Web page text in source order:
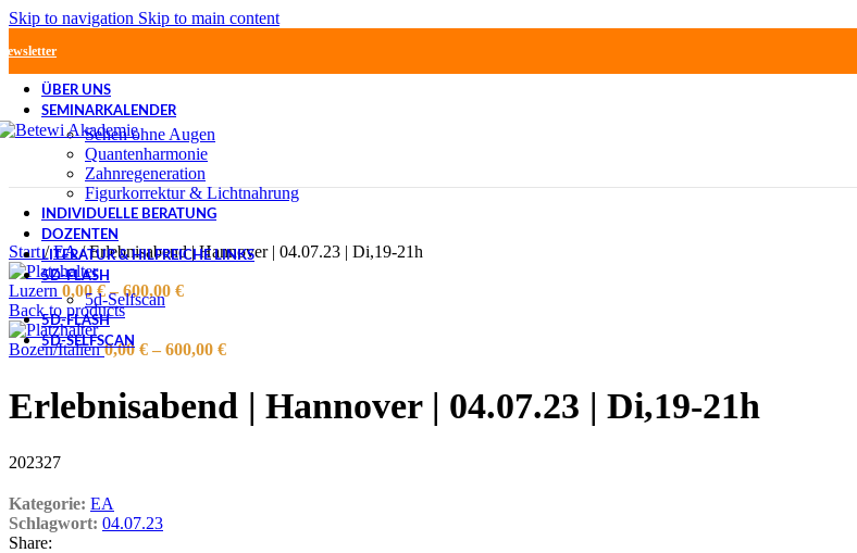
Skip to navigation Skip to main content
ÜBER UNS
SEMINARKALENDER
Sehen ohne Augen
Quantenharmonie
Zahnregeneration
Figurkorrektur & Lichtnahrung
INDIVIDUELLE BERATUNG
DOZENTEN
LITERATUR & HILFREICHE LINKS
5D-FLASH
5d-Selfscan
5D-FLASH
5D-SELFSCAN
Start/ EA/ Erlebnisabend | Hannover | 04.07.23 | Di,19-21h
Luzern 0,00 €– 600,00 €
Back to products
Bozen/Italien0,00 € – 600,00 €
Erlebnisabend | Hannover | 04.07.23 | Di,19-21h
202327
Kategorie: EA
Schlagwort: 04.07.23
Share: